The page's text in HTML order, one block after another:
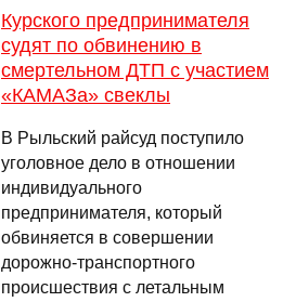
Курского предпринимателя
судят по обвинению в
смертельном ДТП с участием
«КАМАЗа» свеклы
В Рыльский райсуд поступило
уголовное дело в отношении
индивидуального
предпринимателя, который
обвиняется в совершении
дорожно-транспортного
происшествия с летальным